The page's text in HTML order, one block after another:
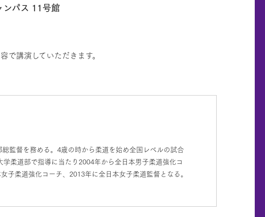
ンパス 11号館
講演していただきます。
監督を務める。4歳の時から柔道を始め全国レベルの試合
柔道部で指導に当たり2004年から全日本男子柔道強化コ
柔道強化コーチ、2013年に全日本女子柔道監督となる。